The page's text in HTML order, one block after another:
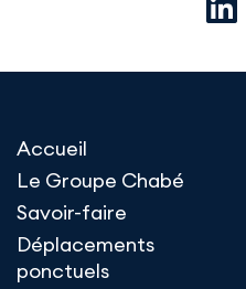
Accueil
Le Groupe Chabé
Savoir-faire
Déplacements
ponctuels